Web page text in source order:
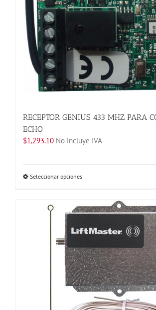
la
de
RECEPTOR GENIUS 433 MHZ PARA
ECHO
$1,293.10 No incluye IVA
Seleccionar opcionesEste
múltiples
Las
se
pueden
elegir
en
página